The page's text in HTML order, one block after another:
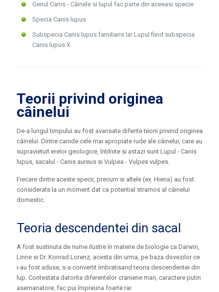
Genul Canis - Câinele si lupul fac parte din aceeasi specie
Specia Canis lupus
Subspecia Canis lupus familiaris Iar Lupul fiind subspecia
Canis lupus X
Teorii privind originea
câinelui
De-a lungul timpului au fost avansate diferite teorii privind originea
câinelui. Dintre canide cele mai apropiate rude ale câinelui, care au
supravietuit erelor geologice, întilnite si astazi sunt Lupul - Canis
lupus, sacalul - Canis aureus si Vulpea - Vulpes vulpes.
Fiecare dintre aceste specii, precum si altele (ex. Hiena) au fost
considerate la un moment dat ca potential stramos al câinelui
domestic.
Teoria descendentei din sacal
A fost sustinuta de nume ilustre în materie de biologie ca Darwin,
Linne si Dr. Konrad Lorenz, acesta din urma, pe baza dovezilor ce
i-au fost aduse, s-a convertit îmbratisand teoria descendentei din
lup. Contestata datorita diferentelor craniene mari, caractere putin
asemanatore, fac pui împreuna foarte rar.